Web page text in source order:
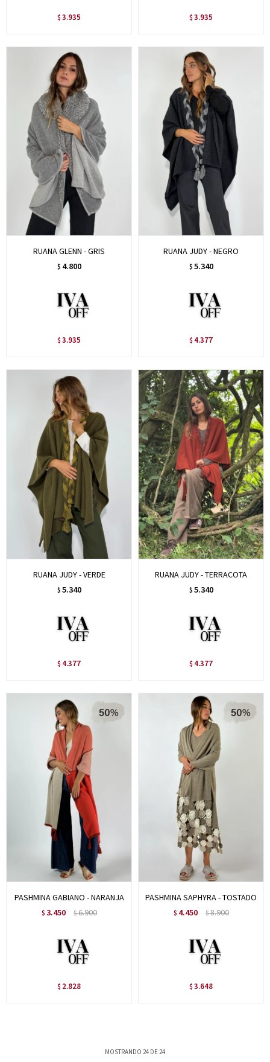
$ 3.935 $ 3.935
RUANA GLENN - GRIS
$ 4.800
$ 3.935
RUANA JUDY - NEGRO
$ 5.340
$ 4.377
RUANA JUDY - VERDE
$ 5.340
$ 4.377
RUANA JUDY - TERRACOTA
$ 5.340
$ 4.377
PASHMINA GABIANO - NARANJA
$ 3.450 $6.900
$ 2.828
PASHMINA SAPHYRA - TOSTADO
$ 4.450 $8.900
$ 3.648
MOSTRANDO 24 DE24